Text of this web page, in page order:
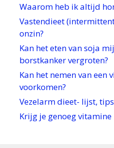
Waarom heb ik altijd
Vastendieet
onzin?
Kan het eten van soja
borstkanker vergroten?
Kan het nemen van een
voorkomen?
Vezelarm dieet- lijst,
Krijg je genoeg vitamine